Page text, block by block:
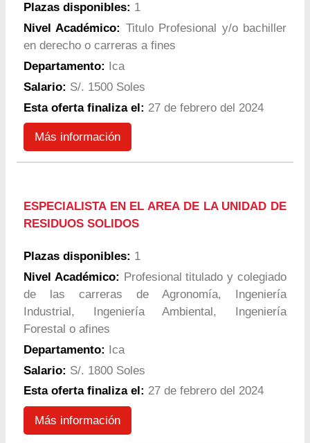
Plazas disponibles: 1
Nivel Académico: Titulo Profesional y/o bachiller
en derecho o carreras a fines
Departamento: Ica
Salario: S/. 1500 Soles
Esta oferta finaliza el: 27 de febrero del 2024
Más información
ESPECIALISTA EN EL AREA DE LA UNIDAD DE
RESIDUOS SOLIDOS
Plazas disponibles: 1
Nivel Académico: Profesional titulado y colegiado
de las carreras de Agronomía, Ingeniería
Industrial, Ingeniería Ambiental, Ingeniería
Forestal o afines
Departamento: Ica
Salario: S/. 1800 Soles
Esta oferta finaliza el: 27 de febrero del 2024
Más información